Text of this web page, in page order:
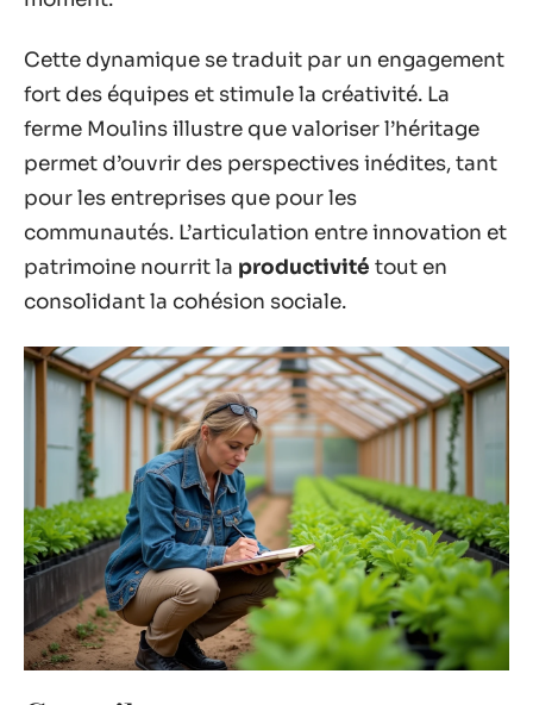
Cette dynamique se traduit par un engagement
fort des équipes et stimule la créativité. La
ferme Moulins illustre que valoriser l’héritage
permet d’ouvrir des perspectives inédites, tant
pour les entreprises que pour les
communautés. L’articulation entre innovation et
patrimoine nourrit la productivité tout en
consolidant la cohésion sociale.